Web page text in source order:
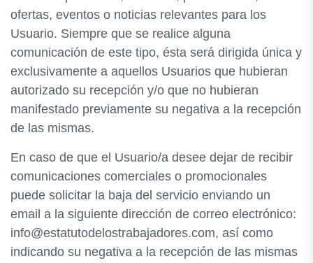
ofertas, eventos o noticias relevantes para los
Usuario. Siempre que se realice alguna
comunicación de este tipo, ésta será dirigida única y
exclusivamente a aquellos Usuarios que hubieran
autorizado su recepción y/o que no hubieran
manifestado previamente su negativa a la recepción
de las mismas.
En caso de que el Usuario/a desee dejar de recibir
comunicaciones comerciales o promocionales
puede solicitar la baja del servicio enviando un
email a la siguiente dirección de correo electrónico:
info@estatutodelostrabajadores.com, así como
indicando su negativa a la recepción de las mismas